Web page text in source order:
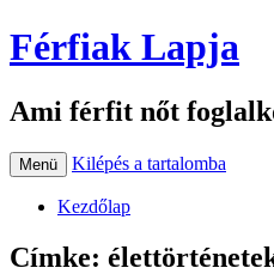
Férfiak Lapja
Ami férfit nőt
Menü Kilépés a tartalomba
Kezdőlap
Címke: